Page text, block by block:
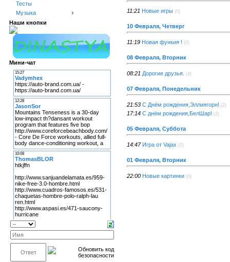
Тесты
Музыка
Наши кнопки
Мини-чат
11:21 Новые игры (0)
10 Февраля, Четверг
11:19 Новая функия ! (0)
08 Февраля, Вторник
08:21 Дорогие друзья. (4)
07 Февраля, Понедельник
21:53 С Днём рождения,Эллиягорн! (2)
17:14 С днём рождения,БелШар! (2)
05 Февраля, Суббота
14:47 Игра от Vajax (0)
01 Февраля, Вторник
22:00 Новые картинки (0)